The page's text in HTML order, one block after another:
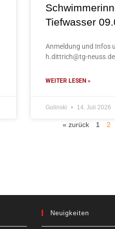
Tiefwasser
Anmeldung und Infos
h.dittrich@tg-
WEITER LESEN »
Golinski 14. Juli 2026
« zurück 1 2
Neuigkeiten